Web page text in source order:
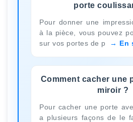
porte
Pour donner une
à la pièce, vous pouvez
sur vos portes de p
En
Comment cacher une
miroir ?
Pour cacher une porte
a plusieurs façons de le